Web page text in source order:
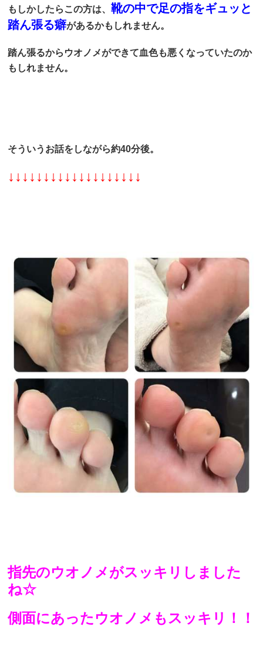
もしかしたらこの方は、靴の中で足の指をギュッと
踏ん張る癖があるかもしれません。
踏ん張るからウオノメができて血色も悪くなっていたのか
もしれません。
そういうお話をしながら約40分後。
↓↓↓↓↓↓↓↓↓↓↓↓↓↓↓↓↓↓↓
指先のウオノメがスッキリしました
ね☆
側面にあったウオノメもスッキリ！！